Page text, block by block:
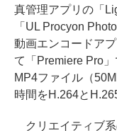
真管理アプリの「
「UL Procyon
動画エンコードア
て「Premiere Pro
MP4ファイル（
時間をH.264と
クリエイティブ系